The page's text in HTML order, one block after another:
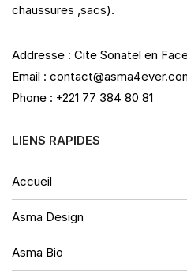
chaussures ,sacs).
Addresse : Cite Sonatel en
Email :
Phone : +221 77 384 80 81
LIENS RAPIDES
Accueil
Asma Design
Asma Bio